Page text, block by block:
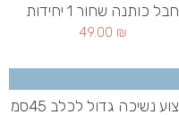
חבל כותנה שחור 1 יחידות
49.00 ₪
צעצוע נשיכה גדול לכלב 45סמ